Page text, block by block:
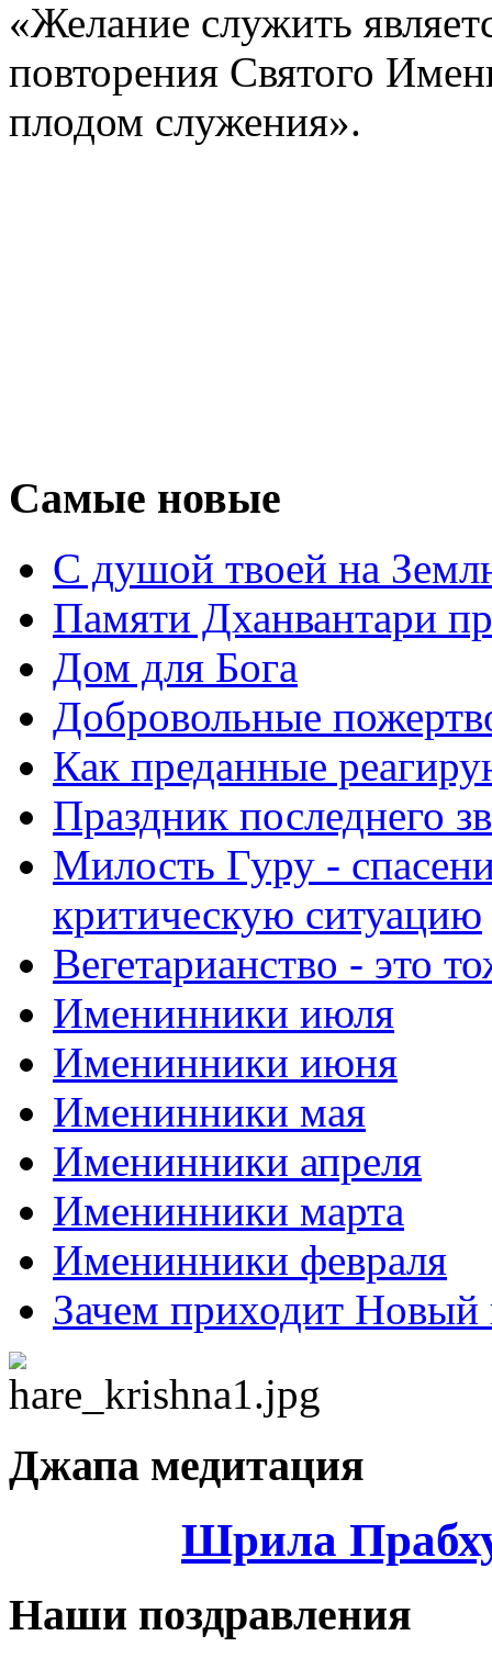
«Желание служить
повторения Святого
плодом служения».
Самые новые
С душой твоей на
Памяти Дханвантари
Дом для Бога
Добровольные
Как преданные
Праздник последнего
Милость Гуру -
критическую ситуацию
Вегетарианство - это
Именинники июля
Именинники июня
Именинники мая
Именинники апреля
Именинники марта
Именинники февраля
Зачем приходит Новый
Джапа медитация
Шрила
Наши поздравления